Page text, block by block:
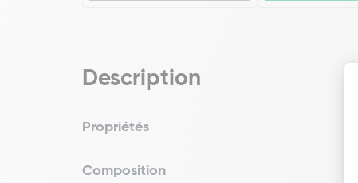
Description
Propriétés
Composition